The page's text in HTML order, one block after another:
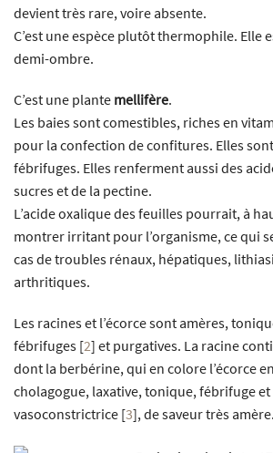
devient très rare, voire absente.
C’est une espèce plutôt thermophile. Elle
demi-ombre.
C’est une plante mellifère.
Les baies sont comestibles, riches en
pour la confection de confitures. Elles
fébrifuges. Elles renferment aussi des
sucres et de la pectine.
L’acide oxalique des feuilles pourrait, à
montrer irritant pour l’organisme, ce qui
cas de troubles rénaux, hépatiques,
arthritiques.
Les racines et l’écorce sont amères,
fébrifuges [2] et purgatives. La racine
dont la berbérine, qui en colore l’écorce
cholagogue, laxative, tonique, fébrifuge et
vasoconstrictrice [3], de saveur très amère.